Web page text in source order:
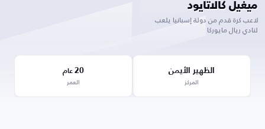
ميغيل كالاتايود
لاعب كرة قدم من دولة إسبانيا يلعب
لنادي ريال مايوركا
الظهير الأيمن
المركز
20 عام
العمر